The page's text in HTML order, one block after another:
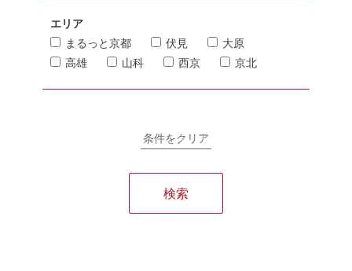
エリア
まるっと京都
伏見
大原
高雄
山科 西京 京北
条件をクリア